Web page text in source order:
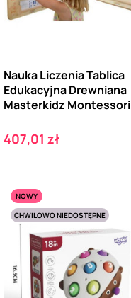
Nauka Liczenia Tablica
Edukacyjna Drewniana
Masterkidz Montessori
Cena
407,01 zł
NOWY
CHWILOWO NIEDOSTĘPNE